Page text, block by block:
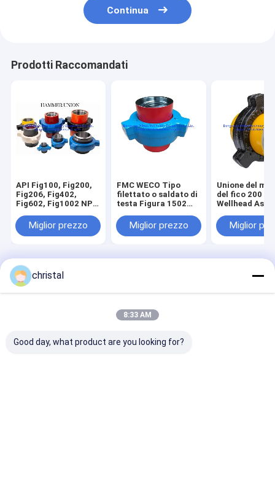
Continua
Prodotti Raccomandati
API Fig100, Fig200,
Fig206, Fig402,
Fig602, Fig1002 NPT
FMC Tipo di tipo
Funnioni martello
Miglior prezzo
FMC WECO Tipo
filettato o saldato di
testa Figura 1502
di martello 2
&quot;3&quot; 4
Miglior prezzo
Unione del
del fico 200 di
Wellhead
trivellazione
petrolifera
Miglior
Fabbrica cinese.Copyright © 2025 Dongying Oilman Machinery
Equipment Co.,Ltd.. All Rights Reserved.
christal
8:33 AM
Good day, what product are you looking for?